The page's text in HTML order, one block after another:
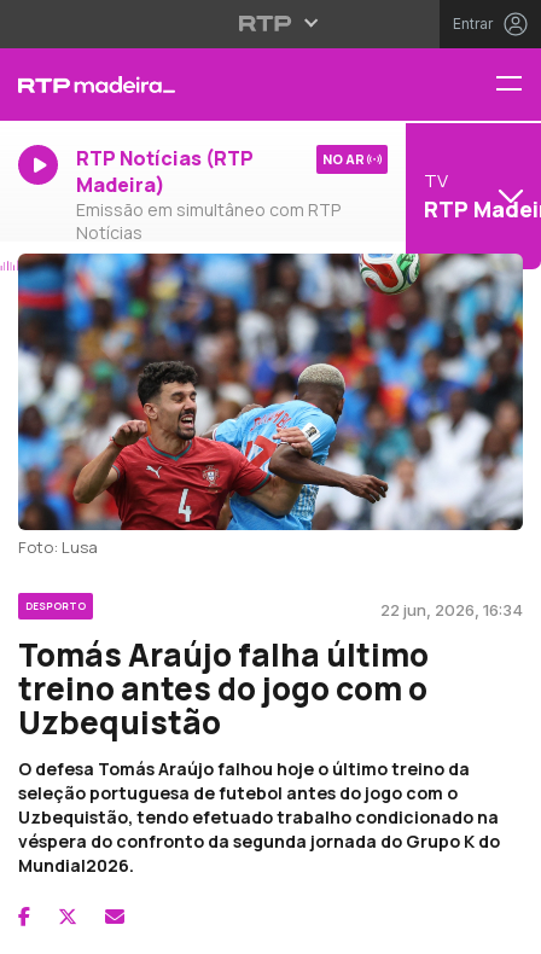
Entrar
RTP Notícias (RTP
Madeira)
Emissão em simultâneo com RTP
Notícias
NO AR
TV
RTP
Foto: Lusa
DESPORTO 22 jun, 2026, 16:34
Tomás Araújo falha último
treino antes do jogo com o
Uzbequistão
O defesa Tomás Araújo falhou hoje o último treino da
seleção portuguesa de futebol antes do jogo com o
Uzbequistão, tendo efetuado trabalho condicionado na
véspera do confronto da segunda jornada do Grupo K do
Mundial2026.